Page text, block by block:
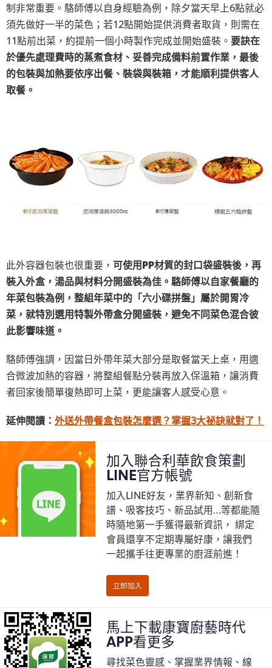
制非常重要。駱師傅以自身經驗為例，除夕當天早上6點就必
須先做好一半的菜色；若12點開始提供消費者取貨，則需在
11點前出菜，約提前一個小時製作完成並開始盛裝。 要訣在
於優先處理費時的蒸煮食材、妥善完成備料前置作業，最後
的包裝與加熱要依序出餐、裝袋與裝箱，才能順利提供客人
取餐。
此外容器包裝也很重要， 可使用PP材質的封口袋盛裝後，再
裝入外盒，湯品與材料分開盛裝為佳。駱師傅以自家餐廳的
年菜包裝為例，整組年菜中的「六小碟拼盤」屬於開胃冷
菜，就特別選用特製外帶盒分開盛裝，避免不同菜色混合彼
此影響味道。
駱師傅強調，因當日外帶年菜大部分是取餐當天上桌，用適
合微波加熱的容器，將整組餐點分裝再放入保溫箱，讓消費
者回家後簡單復熱即可上菜，更能讓客人感受心意。
延伸閱讀： 外送外帶餐盒包裝怎麼選？掌握3大祕訣就對了！
加入聯合利華飲食策劃
LINE官方帳號
加入LINE好友，業界新知、創新食
譜、吸客技巧、新品試用…等都能隨
時隨地第一手獲得最新資訊， 綁定
會員還享不定期專屬好康，讓我們
一起攜手往更專業的廚涯前進！
馬上下載康寶廚藝時代
APP看更多
尋找菜色靈感、掌握業界情報、線